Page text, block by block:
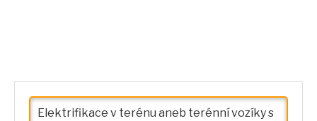
Elektrifikace v terénu aneb terénní vozíky s